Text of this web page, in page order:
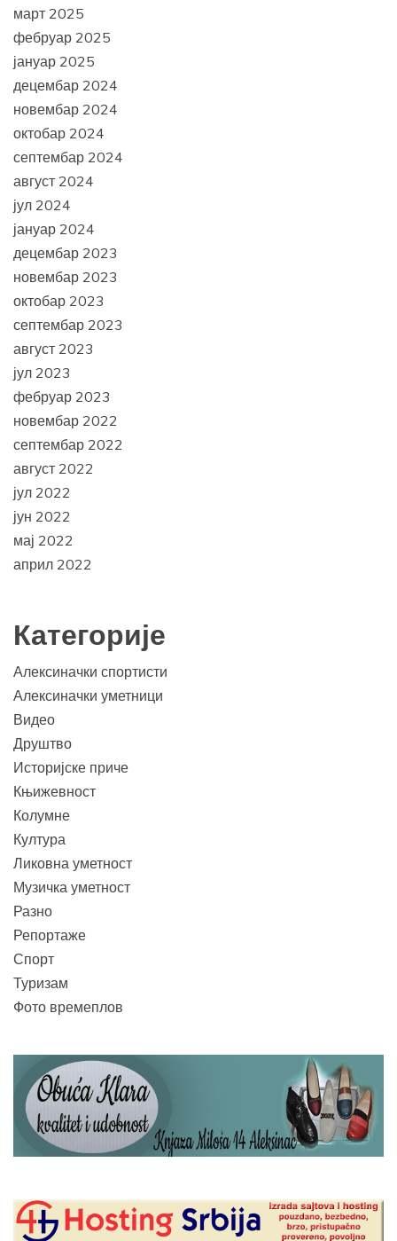
март 2025
фебруар 2025
јануар 2025
децембар 2024
новембар 2024
октобар 2024
септембар 2024
август 2024
јул 2024
јануар 2024
децембар 2023
новембар 2023
октобар 2023
септембар 2023
август 2023
јул 2023
фебруар 2023
новембар 2022
септембар 2022
август 2022
јул 2022
јун 2022
мај 2022
април 2022
Категорије
Алексиначки спортисти
Алексиначки уметници
Видео
Друштво
Историјске приче
Књижевност
Колумне
Култура
Ликовна уметност
Музичка уметност
Разно
Репортаже
Спорт
Туризам
Фото времеплов